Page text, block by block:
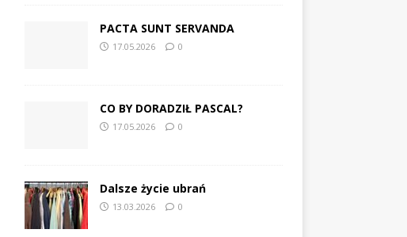
PACTA SUNT SERVANDA
17.05.2026 0
CO BY DORADZIŁ PASCAL?
17.05.2026 0
Dalsze życie ubrań
13.03.2026 0